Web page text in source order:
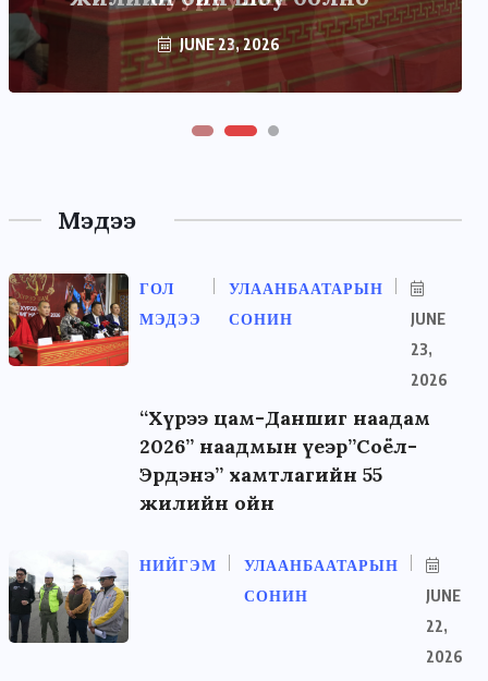
JUNE 23, 2026
JUNE 22, 2026
Мэдээ
ГОЛ
МЭДЭЭ
УЛААНБААТАРЫН
СОНИН
JUNE
23,
2026
“Хүрээ цам-Даншиг наадам
2026” наадмын үеэр”Соёл-
Эрдэнэ” хамтлагийн 55
жилийн ойн
НИЙГЭМ
УЛААНБААТАРЫН
СОНИН
JUNE
22,
2026